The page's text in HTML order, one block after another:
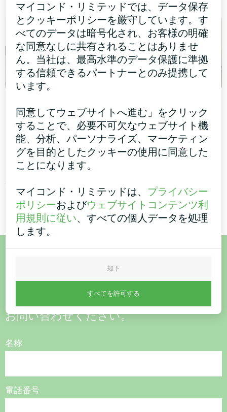
ポンプBeeHeatシリ
ーズを備えたタウン
ハウス
MyCond Splitヒートポンプ
快適さのために効率的な暖房
と冷房を保証します。
家庭用空気除湿機 ユーゴス
マートシリーズ
ご購入またはご質問はこち
お問い合わせください。
名称
電話番号
マイコンド・リミテッドでは、データ保存
とクッキーポリシーを厳守しています。す
べてのデータは暗号化され、お客様の明確
な同意なしに共有されることはありませ
ん。当社は、最高水準のデータ保護に準拠
する信頼できるパートナーとのみ提携して
います。
同意してウェブサイトへ進む」をクリック
することで、必要不可欠なウェブサイト機
能、分析、パーソナライズ、マーケティン
グを目的としたクッキーの使用に同意した
ことになります。
マイコンド・リミテッドは、 プライバシー
ポリシーおよびウェブサイトコンテンツ利
用規則に従い、すべての個人データを処理
します。
却下
すべてを許可する